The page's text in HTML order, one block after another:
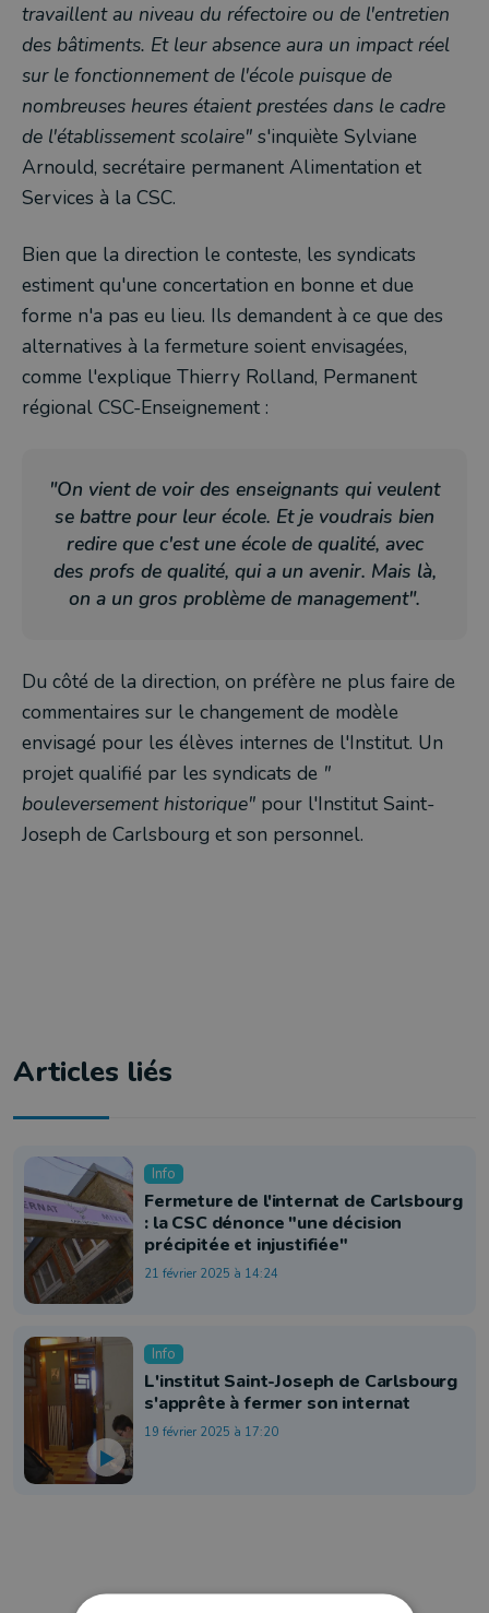
travaillent au niveau du réfectoire ou de l'entretien
des bâtiments. Et leur absence aura un impact réel
sur le fonctionnement de l'école puisque de
nombreuses heures étaient prestées dans le cadre
de l'établissement scolaire" s'inquiète Sylviane
Arnould, secrétaire permanent Alimentation et
Services à la CSC.
Bien que la direction le conteste, les syndicats
estiment qu'une concertation en bonne et due
forme n'a pas eu lieu. Ils demandent à ce que des
alternatives à la fermeture soient envisagées,
comme l'explique Thierry Rolland, Permanent
régional CSC-Enseignement :
"On vient de voir des enseignants qui veulent
se battre pour leur école. Et je voudrais bien
redire que c'est une école de qualité, avec
des profs de qualité, qui a un avenir. Mais là,
on a un gros problème de management".
Du côté de la direction, on préfère ne plus faire de
commentaires sur le changement de modèle
envisagé pour les élèves internes de l'Institut. Un
projet qualifié par les syndicats de "
bouleversement historique" pour l'Institut Saint-
Joseph de Carlsbourg et son personnel.
Articles liés
Info
Fermeture de l'internat de Carlsbourg
: la CSC dénonce "une décision
précipitée et injustifiée"
21 février 2025 à 14:24
Info
L'institut Saint-Joseph de Carlsbourg
s'apprête à fermer son internat
19 février 2025 à 17:20